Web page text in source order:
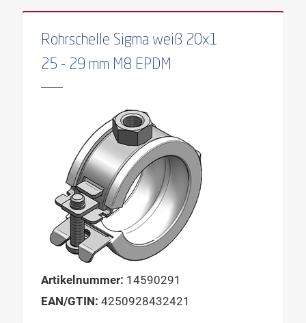
Rohrschelle Sigma weiß 20x1
25 - 29 mm M8 EPDM
Artikelnummer: 14590291
EAN/GTIN: 4250928432421